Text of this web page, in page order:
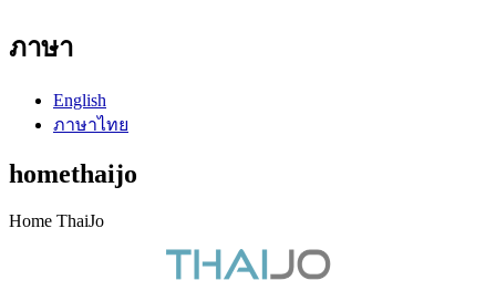
ภาษา
English
ภาษาไทย
homethaijo
Home ThaiJo